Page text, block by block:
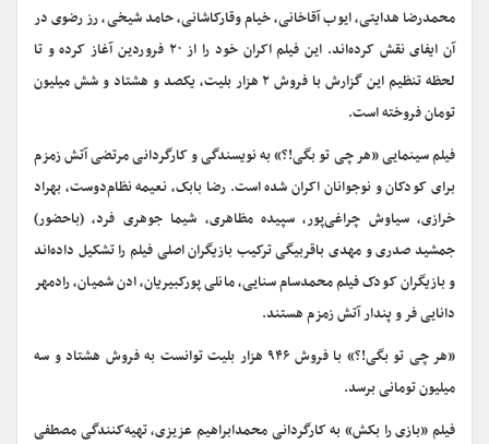
محمدرضا هدایتی، ایوب آقاخانی، خیام وقارکاشانی، حامد شیخی، رز رضوی در
آن ایفای نقش کرده‌اند. این فیلم اکران خود را از ۲۰ فروردین آغاز کرده و تا
لحظه تنظیم این گزارش با فروش ۲ هزار بلیت، یکصد و هشتاد و شش میلیون
تومان فروخته است.
فیلم سینمایی «هر چی تو بگی!؟» به نویسندگی و کارگردانی مرتضی آتش زمزم
برای کودکان و نوجوانان اکران شده است. رضا بابک، نعیمه نظام‌دوست، بهراد
خرازی، سیاوش چراغی‌پور، سپیده مظاهری، شیما جوهری فرد، (باحضور)
جمشید صدری و مهدی باقربیگی ترکیب بازیگران اصلی فیلم را تشکیل داده‌اند
و بازیگران کودک فیلم محمدسام سنایی، مانلی پورکبیریان، ادن شمیان، رادمهر
دانایی فر و پندار آتش زمزم هستند.
«هر چی تو بگی!؟» با فروش ۹۴۶ هزار بلیت توانست به فروش هشتاد و سه
میلیون تومانی برسد.
فیلم «بازی را بکش» به کارگردانی محمدابراهیم عزیزی، تهیه‌کنندگی مصطفی